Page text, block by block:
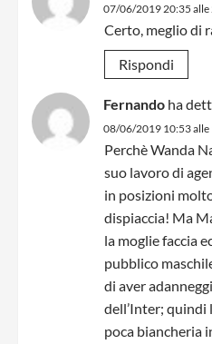
07/06/2019 20:35 alle
Certo, meglio di
Rispondi
Fernando ha
08/06/2019 10:53 alle
Perchè Wanda
suo lavoro di
in posizioni
dispiaccia! Ma
la moglie faccia
pubblico
di aver
dell’Inter; quindi
poca biancheria